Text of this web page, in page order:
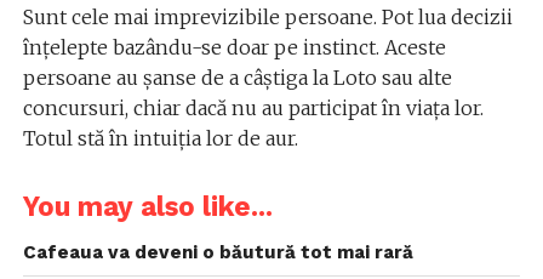
Sunt cele mai imprevizibile persoane. Pot lua decizii
înțelepte bazându-se doar pe instinct. Aceste
persoane au șanse de a câștiga la Loto sau alte
concursuri, chiar dacă nu au participat în viața lor.
Totul stă în intuiția lor de aur.
You may also like...
Cafeaua va deveni o băutură tot mai rară